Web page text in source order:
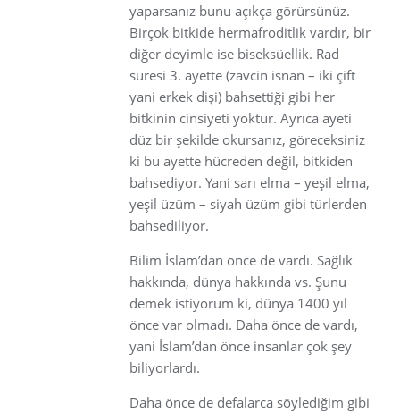
yaparsanız bunu açıkça görürsünüz.
Birçok bitkide hermafroditlik vardır, bir
diğer deyimle ise biseksüellik. Rad
suresi 3. ayette (zavcin isnan – iki çift
yani erkek dişi) bahsettiği gibi her
bitkinin cinsiyeti yoktur. Ayrıca ayeti
düz bir şekilde okursanız, göreceksiniz
ki bu ayette hücreden değil, bitkiden
bahsediyor. Yani sarı elma – yeşil elma,
yeşil üzüm – siyah üzüm gibi türlerden
bahsediliyor.
Bilim İslam’dan önce de vardı. Sağlık
hakkında, dünya hakkında vs. Şunu
demek istiyorum ki, dünya 1400 yıl
önce var olmadı. Daha önce de vardı,
yani İslam’dan önce insanlar çok şey
biliyorlardı.
Daha önce de defalarca söylediğim gibi